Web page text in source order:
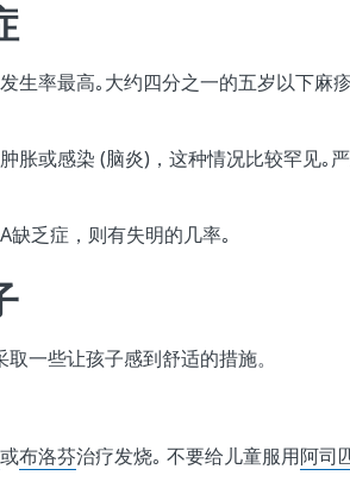
生率最高｡大约四分之一的五岁以下麻
胀或感染 (脑炎)，这种情况比较罕见｡
缺乏症，则有失明的几率｡
一些让孩子感到舒适的措施。
或布洛芬治疗发烧｡ 不要给儿童服用阿司